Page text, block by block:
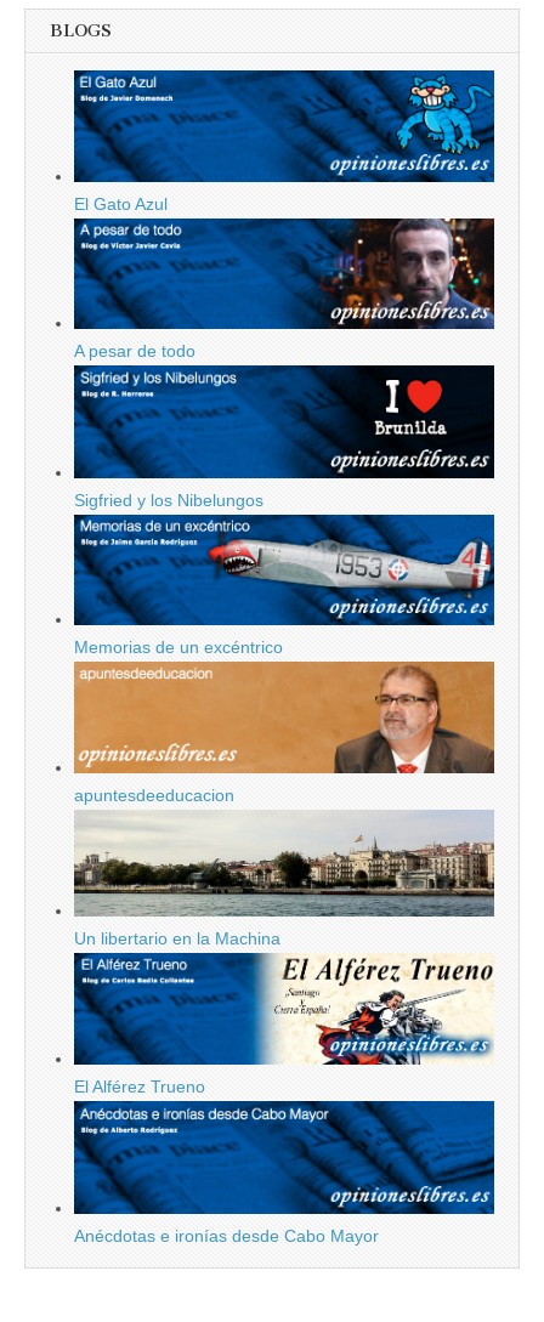
BLOGS
El Gato Azul
A pesar de todo
Sigfried y los Nibelungos
Memorias de un excéntrico
apuntesdeeducacion
Un libertario en la Machina
El Alférez Trueno
Anécdotas e ironías desde Cabo Mayor